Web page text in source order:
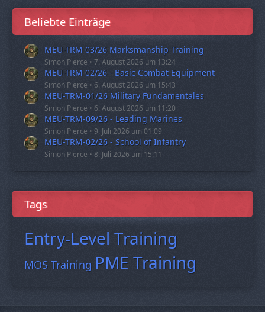
Beliebte Einträge
MEU-TRM 03/26 Marksmanship Training
Simon Pierce 7. August 2026 um 13:24
MEU-TRM 02/26 - Basic Combat Equipment
Simon Pierce 6. August 2026 um 15:43
MEU-TRM-01/26 Military Fundamentales
Simon Pierce 6. August 2026 um 11:20
MEU-TRM-09/26 - Leading Marines
Simon Pierce 9. Juli 2026 um 01:09
MEU-TRM-02/26 - School of Infantry
Simon Pierce 8. Juli 2026 um 15:11
Tags
Entry-Level Training
MOS Training PME Training